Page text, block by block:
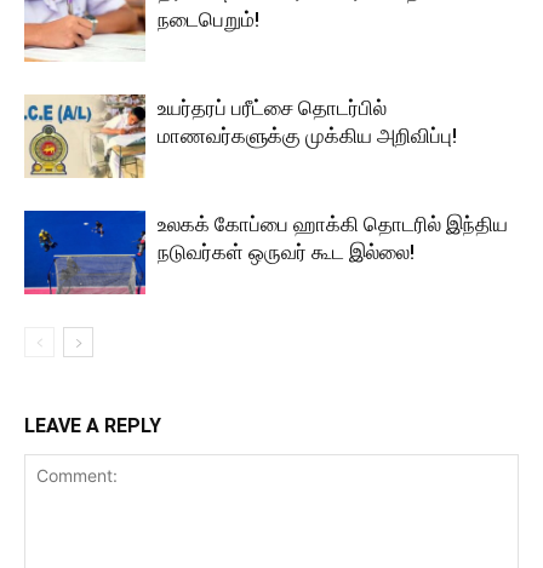
நடைபெறும்!
உயர்தரப் பரீட்சை தொடர்பில்
மாணவர்களுக்கு முக்கிய அறிவிப்பு!
உலகக் கோப்பை ஹாக்கி தொடரில் இந்திய
நடுவர்கள் ஒருவர் கூட இல்லை!
LEAVE A REPLY